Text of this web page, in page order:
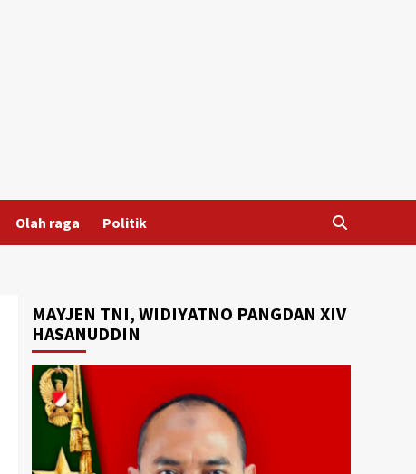
Olah raga Politik
MAYJEN TNI, WIDIYATNO PANGDAN XIV
HASANUDDIN